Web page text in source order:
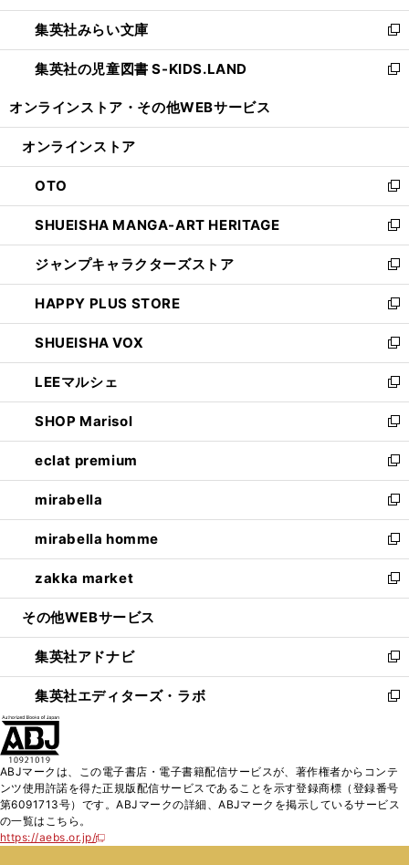
開
く
ウ
で
開
く
ン
ド
ウ
で
ウ
ィ
ン
ド
開
集英社みらい文庫
新
し
い
ン
ウ
で
開
く
集英社の児童図書 S-KIDS.LAND
新
ウ
ン
ド
ウ
で
開
く
オンラインストア・ その他WEBサービス
オンラインストア
OTO
新
し
い
ウ
ィ
ン
ド
ウ
で
開
く
SHUEISHA MANGA-ART HERITAGE
新
し
い
ウ
ィ
ン
ド
ウ
で
開
く
ジャンプキャラクターズストア
新
し
い
ウ
ィ
ン
ド
ウ
で
開
く
HAPPY PLUS STORE
新
し
い
ウ
ィ
ン
ド
ウ
で
開
く
SHUEISHA VOX
新
し
い
ウ
ィ
ン
ド
ウ
で
開
く
LEEマルシェ
新
し
い
ウ
ィ
ン
ド
ウ
で
開
く
SHOP Marisol
新
し
い
ウ
ィ
ン
ド
ウ
で
開
eclat premium
新
し
い
ウ
ィ
ン
ド
ウ
開
く
mirabella
新
し
い
ウ
ィ
ン
ウ
で
開
く
mirabella homme
新
し
い
ウ
ン
ド
ウ
で
zakka market
新
し
ウ
ィ
ン
ド
く
その他WEBサービス
集英社アドナビ
新
し
い
ド
ウ
で
集英社エディターズ・ラボ
新
ィ
ン
ド
ABJマークは、この電子書店・電子書籍配信サービスが、著作権者からコンテ
ンツ使用許諾を得た正規版配信サービスであることを示す登録商標（登録番号
第6091713号）です。ABJマークの詳細、ABJマークを掲示しているサービス
の一覧はこちら。
https://aebs.or.jp/
新